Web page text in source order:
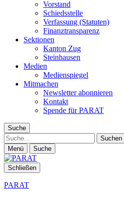
Vorstand
Schiedsstelle
Verfassung (Statuten)
Finanztransparenz
Sektionen
Kanton Zug
Steinhausen
Medien
Medienspiegel
Mitmachen
Newsletter abonnieren
Kontakt
Spende für PARAT
Suche
Suche
Menü Suche
Schließen
PARAT